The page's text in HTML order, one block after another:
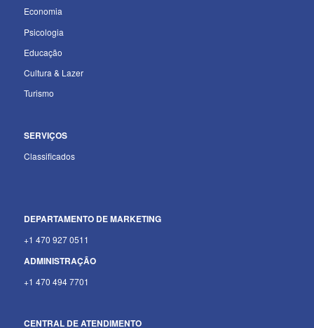
Economia
Psicologia
Educação
Cultura & Lazer
Turismo
SERVIÇOS
Classificados
DEPARTAMENTO DE MARKETING
+1 470 927 0511
ADMINISTRAÇÃO
+1 470 494 7701
CENTRAL DE ATENDIMENTO